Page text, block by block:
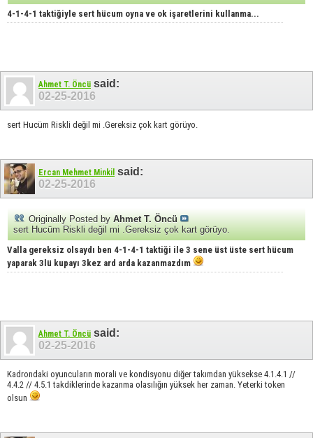
4-1-4-1 taktiğiyle sert hücum oyna ve ok işaretlerini kullanma...
Ahmet T. Öncü said:
02-25-2016
sert Hucüm Riskli değil mi .Gereksiz çok kart görüyo.
Ercan Mehmet Minkil said:
02-25-2016
Originally Posted by Ahmet T. Öncü
sert Hucüm Riskli değil mi .Gereksiz çok kart görüyo.
Valla gereksiz olsaydı ben 4-1-4-1 taktiği ile 3 sene üst üste sert hücum
yaparak 3lü kupayı 3kez ard arda kazanmazdım
Ahmet T. Öncü said:
02-25-2016
Kadrondaki oyuncuların morali ve kondisyonu diğer takımdan yüksekse 4.1.4.1 //
4.4.2 // 4.5.1 takdiklerinde kazanma olasılığın yüksek her zaman. Yeterki token
olsun